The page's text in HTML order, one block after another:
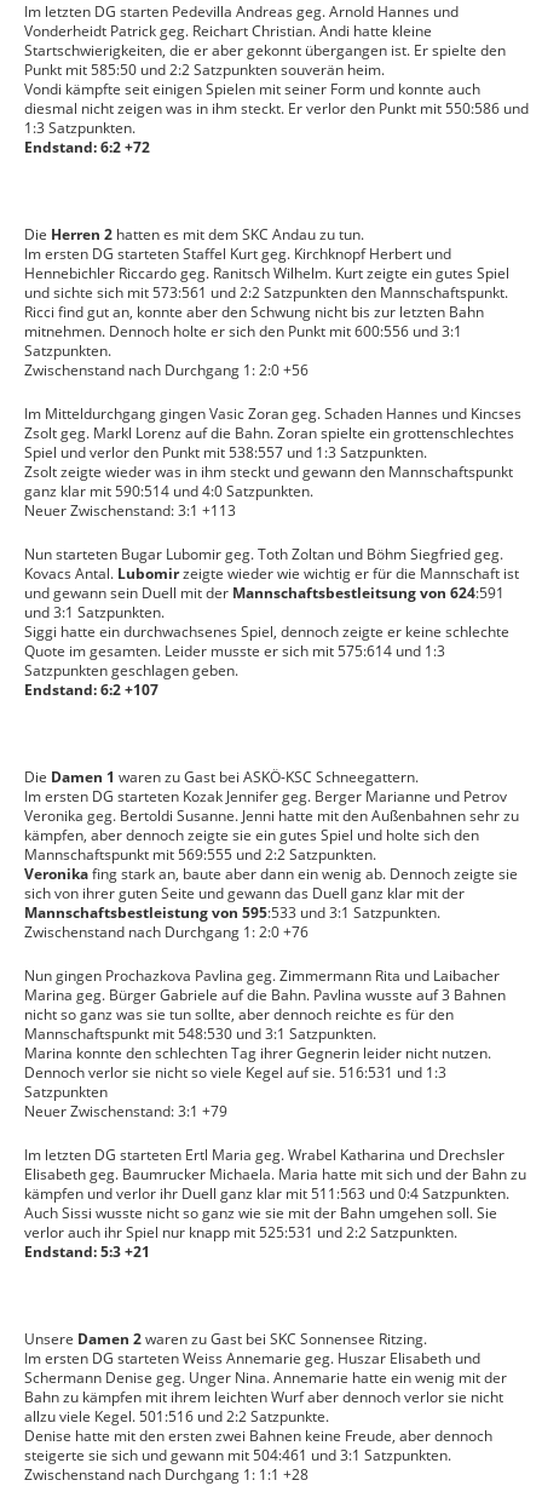
Im letzten DG starten Pedevilla Andreas geg. Arnold Hannes und
Vonderheidt Patrick geg. Reichart Christian. Andi hatte kleine
Startschwierigkeiten, die er aber gekonnt übergangen ist. Er spielte den
Punkt mit 585:50 und 2:2 Satzpunkten souverän heim.
Vondi kämpfte seit einigen Spielen mit seiner Form und konnte auch
diesmal nicht zeigen was in ihm steckt. Er verlor den Punkt mit 550:586 und
1:3 Satzpunkten.
Endstand: 6:2 +72
Die Herren 2 hatten es mit dem SKC Andau zu tun.
Im ersten DG starteten Staffel Kurt geg. Kirchknopf Herbert und
Hennebichler Riccardo geg. Ranitsch Wilhelm. Kurt zeigte ein gutes Spiel
und sichte sich mit 573:561 und 2:2 Satzpunkten den Mannschaftspunkt.
Ricci find gut an, konnte aber den Schwung nicht bis zur letzten Bahn
mitnehmen. Dennoch holte er sich den Punkt mit 600:556 und 3:1
Satzpunkten.
Zwischenstand nach Durchgang 1: 2:0 +56
Im Mitteldurchgang gingen Vasic Zoran geg. Schaden Hannes und Kincses
Zsolt geg. Markl Lorenz auf die Bahn. Zoran spielte ein grottenschlechtes
Spiel und verlor den Punkt mit 538:557 und 1:3 Satzpunkten.
Zsolt zeigte wieder was in ihm steckt und gewann den Mannschaftspunkt
ganz klar mit 590:514 und 4:0 Satzpunkten.
Neuer Zwischenstand: 3:1 +113
Nun starteten Bugar Lubomir geg. Toth Zoltan und Böhm Siegfried geg.
Kovacs Antal. Lubomirzeigte wieder wie wichtig er für die Mannschaft ist
und gewann sein Duell mit der Mannschaftsbestleitsung von 624:591
und 3:1 Satzpunkten.
Siggi hatte ein durchwachsenes Spiel, dennoch zeigte er keine schlechte
Quote im gesamten. Leider musste er sich mit 575:614 und 1:3
Satzpunkten geschlagen geben.
Endstand: 6:2 +107
Die Damen 1 waren zu Gast bei ASKÖ-KSC Schneegattern.
Im ersten DG starteten Kozak Jennifer geg. Berger Marianne und Petrov
Veronika geg. Bertoldi Susanne. Jenni hatte mit den Außenbahnen sehr zu
kämpfen, aber dennoch zeigte sie ein gutes Spiel und holte sich den
Mannschaftspunkt mit 569:555 und 2:2 Satzpunkten.
Veronikafing stark an, baute aber dann ein wenig ab. Dennoch zeigte sie
sich von ihrer guten Seite und gewann das Duell ganz klar mit der
Mannschaftsbestleistung von 595:533 und 3:1 Satzpunkten.
Zwischenstand nach Durchgang 1: 2:0 +76
Nun gingen Prochazkova Pavlina geg. Zimmermann Rita und Laibacher
Marina geg. Bürger Gabriele auf die Bahn. Pavlina wusste auf 3 Bahnen
nicht so ganz was sie tun sollte, aber dennoch reichte es für den
Mannschaftspunkt mit 548:530 und 3:1 Satzpunkten.
Marina konnte den schlechten Tag ihrer Gegnerin leider nicht nutzen.
Dennoch verlor sie nicht so viele Kegel auf sie. 516:531 und 1:3
Satzpunkten
Neuer Zwischenstand: 3:1 +79
Im letzten DG starteten Ertl Maria geg. Wrabel Katharina und Drechsler
Elisabeth geg. Baumrucker Michaela. Maria hatte mit sich und der Bahn zu
kämpfen und verlor ihr Duell ganz klar mit 511:563 und 0:4 Satzpunkten.
Auch Sissi wusste nicht so ganz wie sie mit der Bahn umgehen soll. Sie
verlor auch ihr Spiel nur knapp mit 525:531 und 2:2 Satzpunkten.
Endstand: 5:3 +21
Unsere Damen 2waren zu Gast bei SKC Sonnensee Ritzing.
Im ersten DG starteten Weiss Annemarie geg. Huszar Elisabeth und
Schermann Denise geg. Unger Nina. Annemarie hatte ein wenig mit der
Bahn zu kämpfen mit ihrem leichten Wurf aber dennoch verlor sie nicht
allzu viele Kegel. 501:516 und 2:2 Satzpunkte.
Denise hatte mit den ersten zwei Bahnen keine Freude, aber dennoch
steigerte sie sich und gewann mit 504:461 und 3:1 Satzpunkten.
Zwischenstand nach Durchgang 1: 1:1 +28